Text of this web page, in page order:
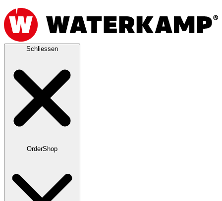
Schliessen
OrderShop